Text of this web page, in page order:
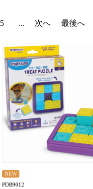
5 ... 次へ 最後へ
NEW
PDB9012